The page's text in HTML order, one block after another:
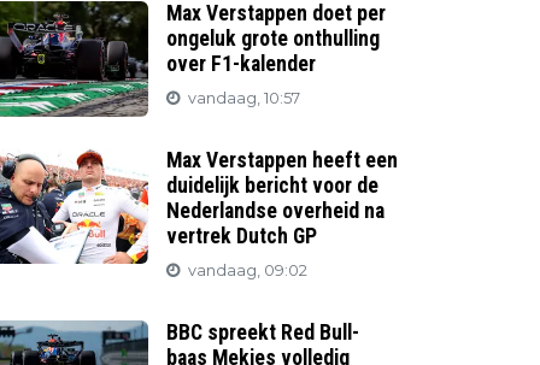
Max Verstappen doet per
ongeluk grote onthulling
over F1-kalender
vandaag, 10:57
Max Verstappen heeft een
duidelijk bericht voor de
Nederlandse overheid na
vertrek Dutch GP
vandaag, 09:02
BBC spreekt Red Bull-
baas Mekies volledig